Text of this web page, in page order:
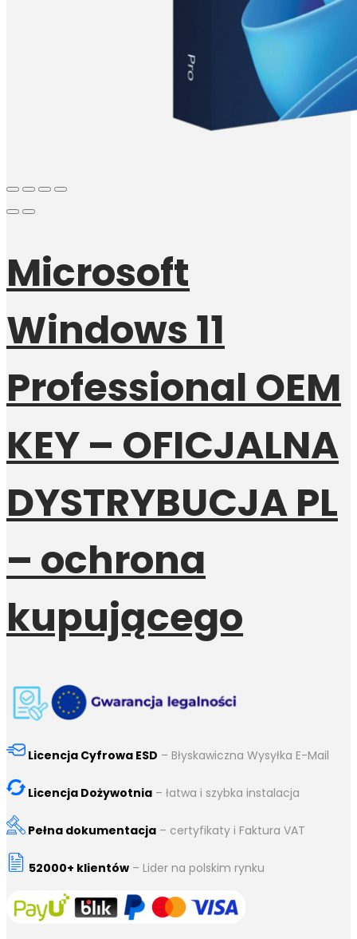
Microsoft
Windows 11
Professional OEM
KEY – OFICJALNA
DYSTRYBUCJA PL
– ochrona
kupującego
Licencja Cyfrowa ESD – Błyskawiczna Wysyłka E-Mail
Licencja Dożywotnia – łatwa i szybka instalacja
Pełna dokumentacja – certyfikaty i Faktura VAT
52000+ klientów – Lider na polskim rynku